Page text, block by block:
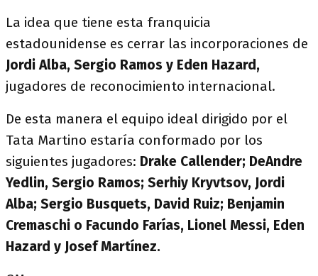
La idea que tiene esta franquicia
estadounidense es cerrar las incorporaciones de
Jordi Alba, Sergio Ramos y Eden Hazard,
jugadores de reconocimiento internacional.
De esta manera el equipo ideal dirigido por el
Tata Martino estaría conformado por los
siguientes jugadores: Drake Callender; DeAndre
Yedlin, Sergio Ramos; Serhiy Kryvtsov, Jordi
Alba; Sergio Busquets, David Ruiz; Benjamin
Cremaschi o Facundo Farías, Lionel Messi, Eden
Hazard y Josef Martínez.